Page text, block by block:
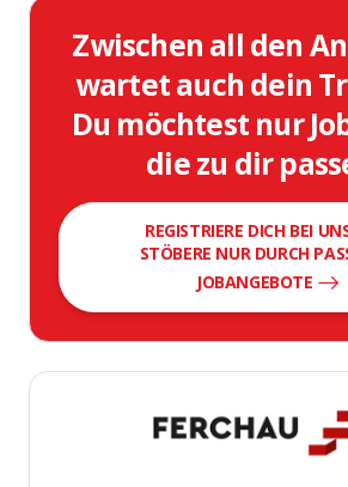
Zwischen all den
wartet auch dein
Du möchtest nur
die zu dir
REGISTRIERE DICH BEI
STÖBERE NUR DURCH
JOBANGEBOTE